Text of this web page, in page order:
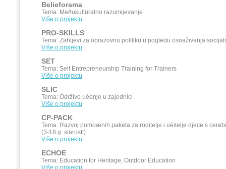
Belieforama
Tema: Meðukulturalno razumijevanje
Više o projektu
PRO-SKILLS
Tema: Zahtjevi za obrazovnu politiku u pogledu osnaživanja
Više o projektu
SET
Tema: Self Entrepreneurship Training for Trainers
Više o projektu
SLIC
Tema: Održivo uèenje u zajednici
Više o projektu
CP-PACK
Tema: Razvoj pomoænih paketa za roditelje i uèitelje djece s
(3-18 g. starosti)
Više o projektu
ECHOE
Tema: Education for Heritage, Outdoor Education
Više o projektu